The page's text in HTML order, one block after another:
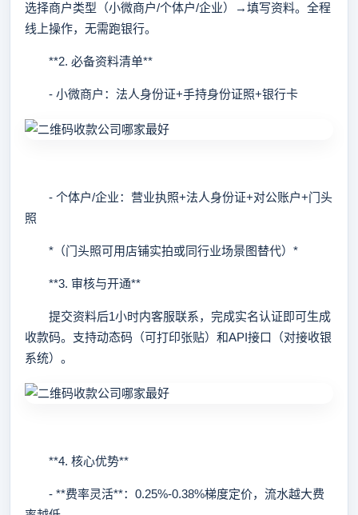
选择商户类型（小微商户/个体户/企业）→填写资料。全程
线上操作，无需跑银行。
**2. 必备资料清单**
- 小微商户：法人身份证+手持身份证照+银行卡
- 个体户/企业：营业执照+法人身份证+对公账户+门头
照
*（门头照可用店铺实拍或同行业场景图替代）*
**3. 审核与开通**
提交资料后1小时内客服联系，完成实名认证即可生成
收款码。支持动态码（可打印张贴）和API接口（对接收银
系统）。
**4. 核心优势**
- **费率灵活**：0.25%-0.38%梯度定价，流水越大费